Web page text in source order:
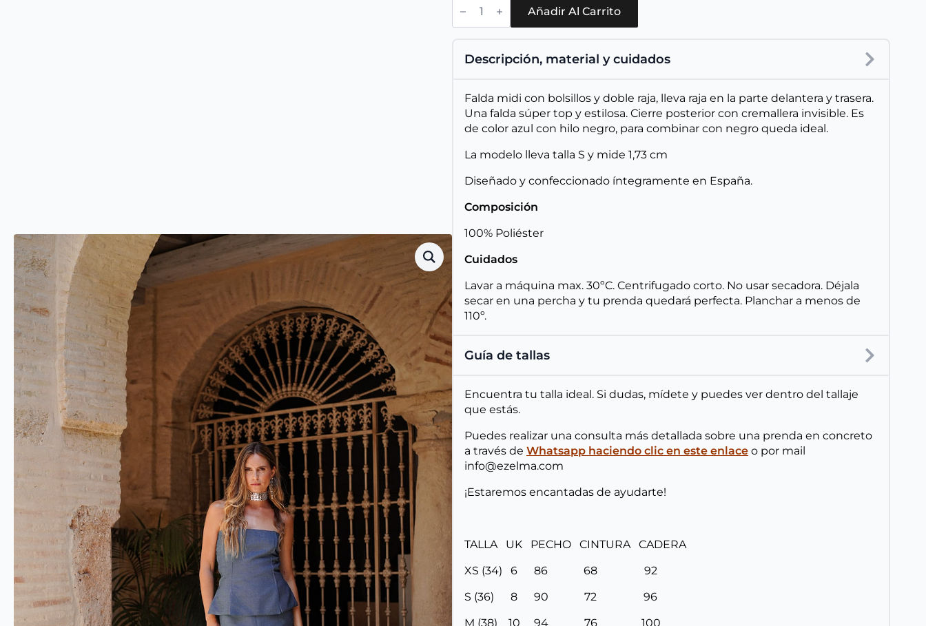
Rita
Añadir Al Carrito
Descripción, material y cuidados
Falda midi con bolsillos y doble raja, lleva raja en la parte delantera y trasera.
Una falda súper top y estilosa. Cierre posterior con cremallera invisible. Es
de color azul con hilo negro, para combinar con negro queda ideal.
La modelo lleva talla S y mide 1,73 cm
Diseñado y confeccionado íntegramente en España.
Composición
100% Poliéster
Cuidados
Lavar a máquina max. 30ºC. Centrifugado corto. No usar secadora. Déjala
secar en una percha y tu prenda quedará perfecta. Planchar a menos de
110º.
Guía de tallas
Encuentra tu talla ideal. Si dudas, mídete y puedes ver dentro del tallaje
que estás.
Puedes realizar una consulta más detallada sobre una prenda en concreto
a través de Whatsapp haciendo clic en este enlace o por mail
info@ezelma.com
¡Estaremos encantadas de ayudarte!
TALLA UK PECHO CINTURA CADERA
XS (34) 6 86 68 92
S (36) 8 90 72 96
M (38) 10 94 76 100